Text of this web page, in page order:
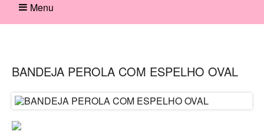
Menu
BANDEJA PEROLA COM ESPELHO OVAL